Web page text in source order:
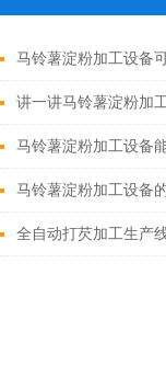
马铃薯淀粉加工设备
况要求
讲一讲马铃薯淀粉加
流程及注意
马铃薯淀粉加工设备
生产过程的自动化和
马铃薯淀粉加工设备
是保持其正常运转的
全自动打芡加工生产